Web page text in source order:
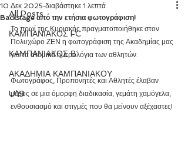
All Posts
ΚΑΜΠΑΝΙΑΚΟΣ FC
ΚΑΜΠΑΝΙΑΚΟΣ Β΄
ΑΚΑΔΗΜΙΑ ΚΑΜΠΑΝΙΑΚΟΥ
U19
Backstage από την ετήσια φωτογράφιση!
10 Δεκ 2025 διαβάστηκε 1 λεπτά
Το πρωί της Κυριακής πραγματοποιήθηκε στον
Πολυχώρο ΖΕΝ η φωτογράφιση της Ακαδημίας μας
για τα ατομικά ημερολόγια των αθλητών.
Φωτογράφος, Προπονητές και Αθλητές έλαβαν
μέρος σε μια όμορφη διαδικασία, γεμάτη χαμόγελα,
ενθουσιασμό και στιγμές που θα μείνουν αξέχαστες!